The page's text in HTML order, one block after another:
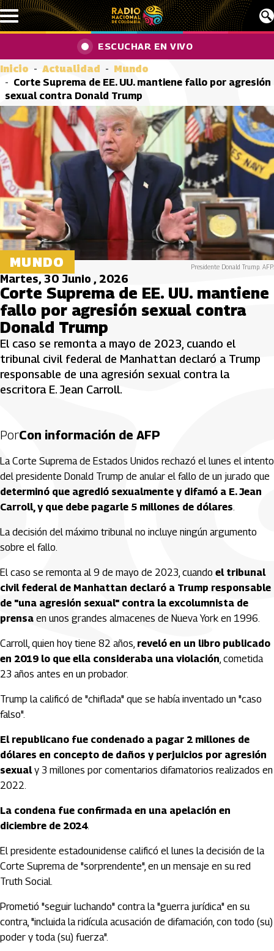
Pasar al contenido principal
ESCUCHAR EN VIVO
Inicio Actualidad
Mundo
Corte Suprema de EE. UU. mantiene fallo por agresión
sexual contra Donald Trump
MUNDO Presidente Donald Trump. AFP.
Martes, 30 Junio , 2026
Corte Suprema de EE. UU. mantiene
fallo por agresión sexual contra
Donald Trump
El caso se remonta a mayo de 2023, cuando el
tribunal civil federal de Manhattan declaró a Trump
responsable de una agresión sexual contra la
escritora E. Jean Carroll.
PorCon información de AFP
La Corte Suprema de Estados Unidos rechazó el lunes el intento
del presidente Donald Trump de anular el fallo de un jurado que
determinó que agredió sexualmente y difamó a E. Jean
Carroll, y que debe pagarle 5 millones de dólares.
La decisión del máximo tribunal no incluye ningún argumento
sobre el fallo.
El caso se remonta al 9 de mayo de 2023, cuando el tribunal
civil federal de Manhattan declaró a Trump responsable
de "una agresión sexual" contra la excolumnista de
prensa en unos grandes almacenes de Nueva York en 1996.
Carroll, quien hoy tiene 82 años, reveló en un libro publicado
en 2019 lo que ella consideraba una violación, cometida
23 años antes en un probador.
Trump la calificó de "chiflada" que se había inventado un "caso
falso".
El republicano fue condenado a pagar 2 millones de
dólares en concepto de daños y perjuicios por agresión
sexualy 3 millones por comentarios difamatorios realizados en
2022.
La condena fue confirmada en una apelación en
diciembre de 2024.
El presidente estadounidense calificó el lunes la decisión de la
Corte Suprema de "sorprendente", en un mensaje en su red
Truth Social.
Prometió "seguir luchando" contra la "guerra jurídica" en su
contra, "incluida la ridícula acusación de difamación, con todo (su)
poder y toda (su) fuerza".